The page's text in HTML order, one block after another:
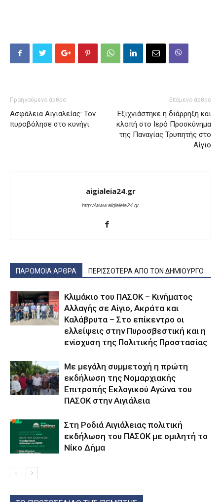
Προηγούμενο άρθρο
Ασφάλεια Αιγιαλείας: Τον
πυροβόλησε στο κυνήγι
Επόμενο άρθρο
Εξιχνιάστηκε η διάρρηξη και
κλοπή στο Ιερό Προσκύνημα
της Παναγίας Τρυπητής στο
Αίγιο
aigialeia24.gr
http://www.aigialeia24.gr
ΠΑΡΟΜΟΙΑ ΑΡΘΡΑ ΠΕΡΙΣΣΟΤΕΡΑ ΑΠΟ ΤΟΝ ΔΗΜΙΟΥΡΓΟ
Κλιμάκιο του ΠΑΣΟΚ – Κινήματος
Αλλαγής σε Αίγιο, Ακράτα και
Καλάβρυτα – Στο επίκεντρο οι
ελλείψεις στην Πυροσβεστική και η
ενίσχυση της Πολιτικής Προστασίας
Με μεγάλη συμμετοχή η πρώτη
εκδήλωση της Νομαρχιακής
Επιτροπής Εκλογικού Αγώνα του
ΠΑΣΟΚ στην Αιγιάλεια
Στη Ροδιά Αιγιάλειας πολιτική
εκδήλωση του ΠΑΣΟΚ με ομιλητή το
Νίκο Δήμα